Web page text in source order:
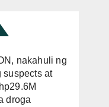
nakahuli ng
suspects at
droga